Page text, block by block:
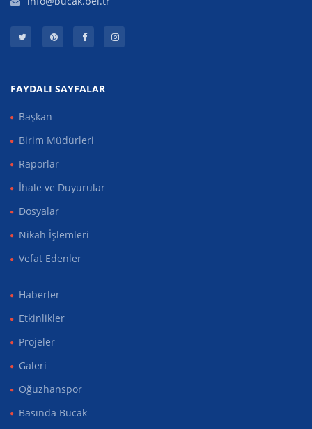
FAYDALI SAYFALAR
Başkan
Birim Müdürleri
Raporlar
İhale ve Duyurular
Dosyalar
Nikah İşlemleri
Vefat Edenler
Haberler
Etkinlikler
Projeler
Galeri
Oğuzhanspor
Basında Bucak